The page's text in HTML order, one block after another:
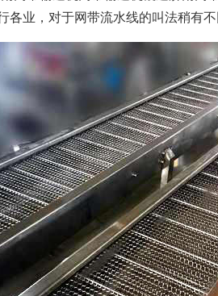
各业，对于网带流水线的叫法稍有不